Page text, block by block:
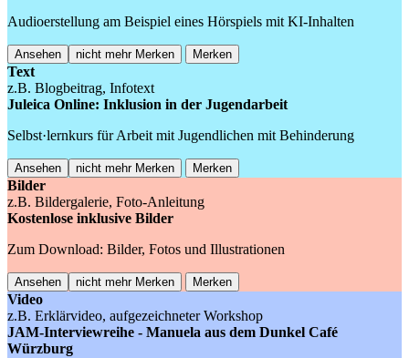
Audioerstellung am Beispiel eines Hörspiels mit KI-Inhalten
Ansehen nicht mehr Merken Merken
Text
z.B. Blogbeitrag, Infotext
Juleica Online: Inklusion in der Jugendarbeit
Selbst·lernkurs für Arbeit mit Jugendlichen mit Behinderung
Ansehen nicht mehr Merken Merken
Bilder
z.B. Bildergalerie, Foto-Anleitung
Kostenlose inklusive Bilder
Zum Download: Bilder, Fotos und Illustrationen
Ansehen nicht mehr Merken Merken
Video
z.B. Erklärvideo, aufgezeichneter Workshop
JAM-Interviewreihe - Manuela aus dem Dunkel Café
Würzburg